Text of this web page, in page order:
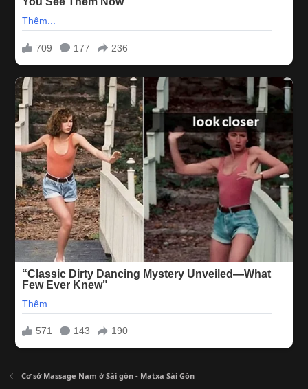
Cơ sở Massage Nam ở Sài gòn - Matxa Sài Gòn